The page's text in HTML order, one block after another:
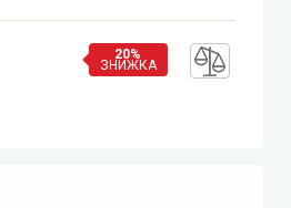
20%
ЗНИЖКА